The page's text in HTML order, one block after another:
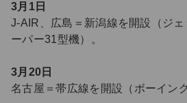
3月1日
J-AIR、広島＝新潟線を開設（ジ
ーパー31型機）。
3月20日
名古屋＝帯広線を開設（ボーイン